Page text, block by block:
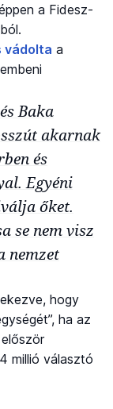
a Fidesz-
vádolta a
Baka
akarnak
és
Egyéni
őket.
se nem visz
nemzet
hogy
ha az
millió választó